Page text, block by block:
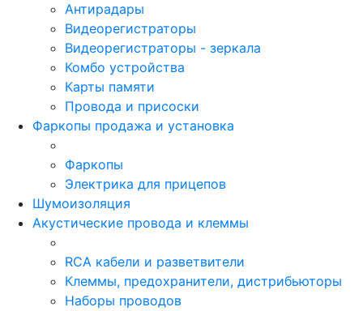
Антирадары
Видеорегистраторы
Видеорегистраторы - зеркала
Комбо устройства
Карты памяти
Провода и присоски
Фаркопы продажа и установка
Фаркопы
Электрика для прицепов
Шумоизоляция
Акустические провода и клеммы
RCA кабели и разветвители
Клеммы, предохранители, дистрибьюторы
Наборы проводов